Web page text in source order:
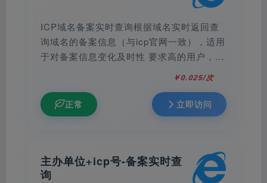
ICP域名备案实时查询根据域名实时返回查
询域名的备案信息（与icp官网一致），适用
于对备案信息变化及时性 要求高的用户，如
￥0.025/次
正常 立即访问
主办单位+icp号-备案实时查
询